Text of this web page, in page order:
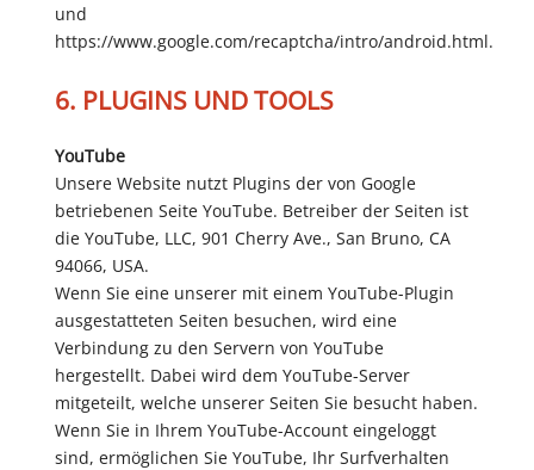
und
https://www.google.com/recaptcha/intro/android.html.
6. PLUGINS UND TOOLS
YouTube
Unsere Website nutzt Plugins der von Google
betriebenen Seite YouTube. Betreiber der Seiten ist
die YouTube, LLC, 901 Cherry Ave., San Bruno, CA
94066, USA.
Wenn Sie eine unserer mit einem YouTube-Plugin
ausgestatteten Seiten besuchen, wird eine
Verbindung zu den Servern von YouTube
hergestellt. Dabei wird dem YouTube-Server
mitgeteilt, welche unserer Seiten Sie besucht haben.
Wenn Sie in Ihrem YouTube-Account eingeloggt
sind, ermöglichen Sie YouTube, Ihr Surfverhalten